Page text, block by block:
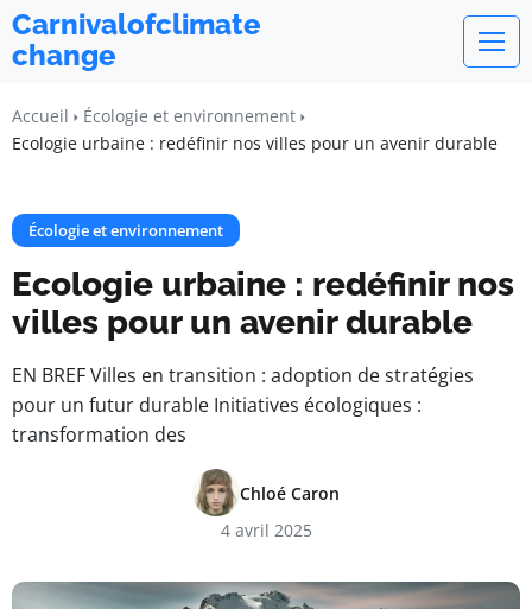
Carnivalofclimate
change
Accueil
Écologie et environnement
Ecologie urbaine : redéfinir nos villes pour un avenir durable
Écologie et environnement
Ecologie urbaine : redéfinir nos
villes pour un avenir durable
EN BREF Villes en transition : adoption de stratégies
pour un futur durable Initiatives écologiques :
transformation des
Chloé Caron
4 avril 2025